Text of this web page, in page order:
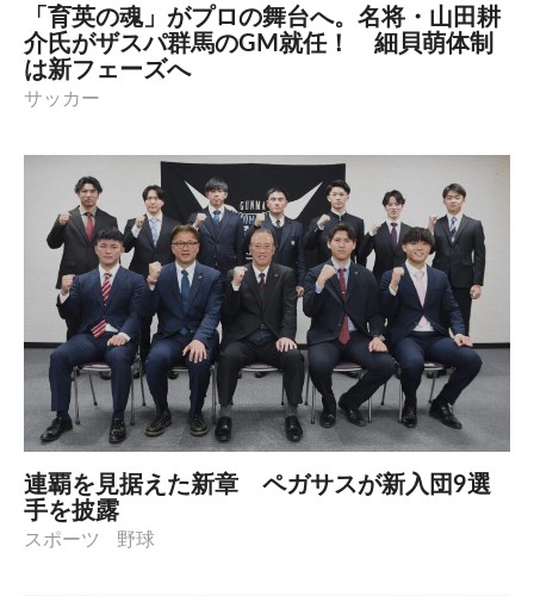
「育英の魂」がプロの舞台へ。名将・山田耕
介氏がザスパ群馬のGM就任！ 細貝萌体制
は新フェーズへ
サッカー
連覇を見据えた新章 ペガサスが新入団9選
手を披露
スポーツ 野球